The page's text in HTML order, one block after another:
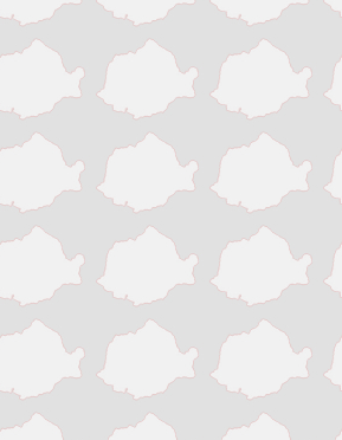
Constanta
Craiova
Deva
Draganesti-Olt
Drobeta-Turnu Severin
Fagaras